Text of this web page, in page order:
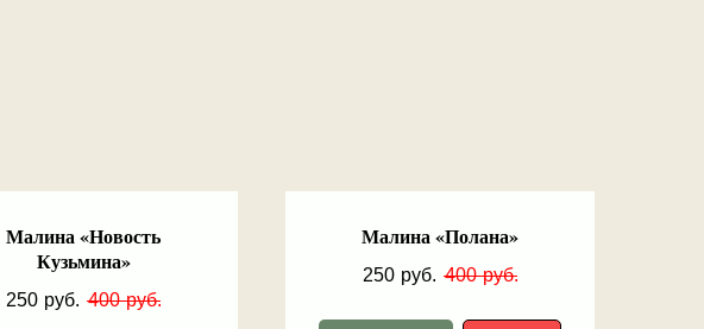
Малина «Новость
Кузьмина»
250 руб. 400 руб.
Малина «Полана»
250 руб. 400 руб.